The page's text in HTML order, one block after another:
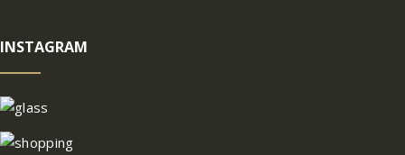
INSTAGRAM